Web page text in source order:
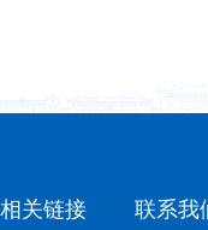
相关链接 联系我